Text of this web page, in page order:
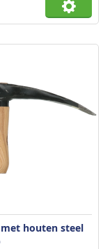
houten steel